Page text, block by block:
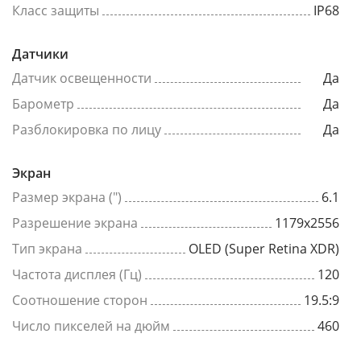
Класс защиты
IP68
Датчики
Датчик освещенности
Да
Барометр
Да
Разблокировка по лицу
Да
Экран
Размер экрана (")
6.1
Разрешение экрана
1179x2556
Тип экрана
OLED (Super Retina XDR)
Частота дисплея (Гц)
120
Соотношение сторон
19.5:9
Число пикселей на дюйм
460